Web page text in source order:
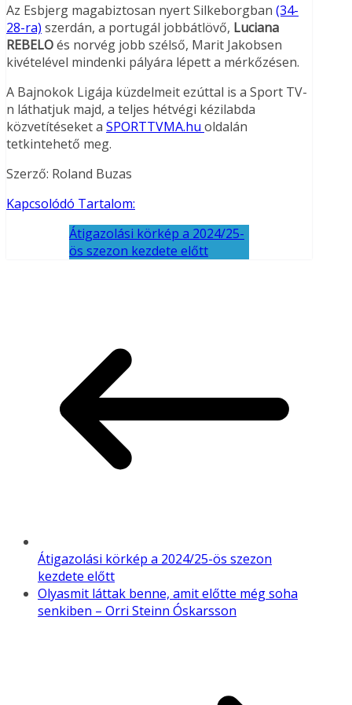
Az Esbjerg magabiztosan nyert Silkeborgban (34-
28-ra) szerdán, a portugál jobbátlövő, Luciana
REBELOés norvég jobb szélső, Marit Jakobsen
kivételével mindenki pályára lépett a mérkőzésen.
A Bajnokok Ligája küzdelmeit ezúttal is a Sport TV-
n láthatjuk majd, a teljes hétvégi kézilabda
közvetítéseket a SPORTTVMA.hu oldalán
tetkintehető meg.
Szerző: Roland Buzas
Kapcsolódó Tartalom:
Átigazolási körkép a 2024/25-
ös szezon kezdete előtt
Átigazolási körkép a 2024/25-ös szezon
kezdete előtt
Olyasmit láttak benne, amit előtte még soha
senkiben – Orri Steinn Óskarsson